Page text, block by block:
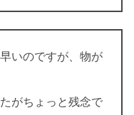
いのですが、物が
がちょっと残念で